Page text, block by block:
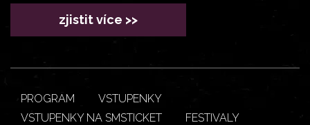
zjistit více >>
PROGRAM
VSTUPENKY
VSTUPENKY NA SMSTICKET
FESTIVALY